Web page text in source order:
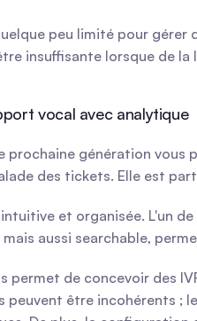
peu limité pour
insuffisante lorsque de la
vocal avec analytique
prochaine génération
des tickets. Elle est
et organisée. L'un
aussi searchable,
permet de concevoir des
être incohérents ;